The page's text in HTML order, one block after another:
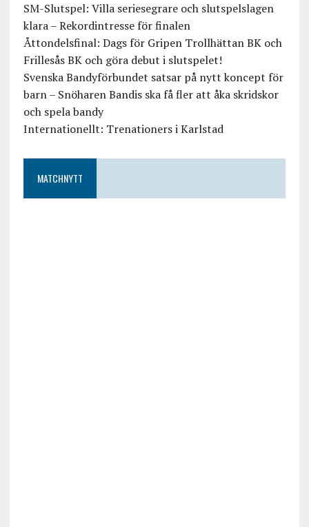
SM-Slutspel: Villa seriesegrare och slutspelslagen
klara – Rekordintresse för finalen
Åttondelsfinal: Dags för Gripen Trollhättan BK och
Frillesås BK och göra debut i slutspelet!
Svenska Bandyförbundet satsar på nytt koncept för
barn – Snöharen Bandis ska få fler att åka skridskor
och spela bandy
Internationellt: Trenationers i Karlstad
MATCHNYTT